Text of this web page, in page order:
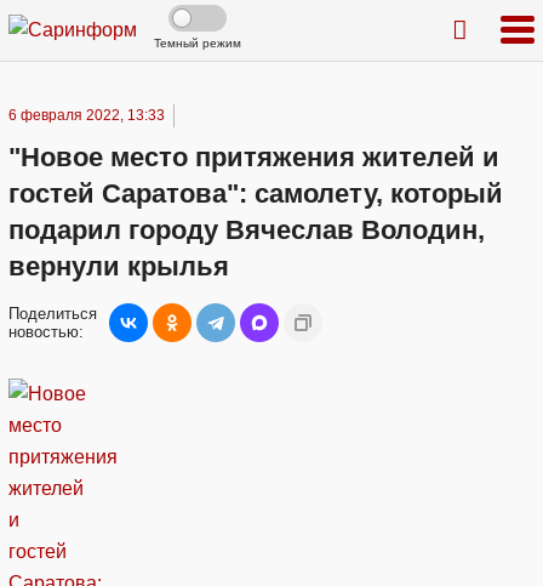
Темный режим
6 февраля 2022, 13:33
"Новое место притяжения жителей и
гостей Саратова": самолету, который
подарил городу Вячеслав Володин,
вернули крылья
Поделиться
новостью: